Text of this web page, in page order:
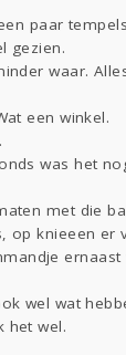
paar
gezien.
waar.
een winkel.
was het
met die
op knieeen er
wel wat
het wel.